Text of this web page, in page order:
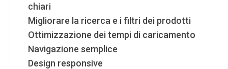
chiari
Migliorare la ricerca e i filtri dei prodotti
Ottimizzazione dei tempi di caricamento
Navigazione semplice
Design responsive